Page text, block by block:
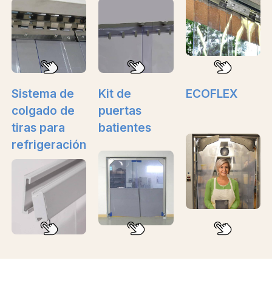
Sistema de
colgado de
tiras para
refrigeración
Kit de
puertas
batientes
ECOFLEX